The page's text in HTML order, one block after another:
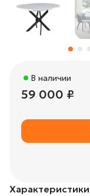
Характеристики
В наличии
59 000 ₽